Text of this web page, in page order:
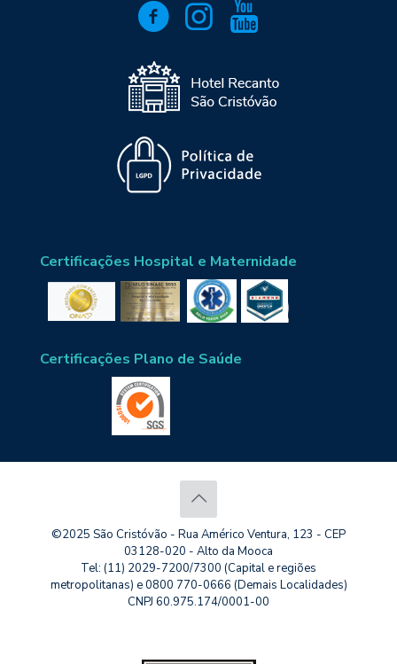
Certificações Hospital e Maternidade
Certificações Plano de Saúde
©2025 São Cristóvão - Rua Américo Ventura, 123 - CEP
03128-020 - Alto da Mooca
Tel: (11) 2029-7200/7300 (Capital e regiões
metropolitanas) e 0800 770-0666 (Demais Localidades)
CNPJ 60.975.174/0001-00